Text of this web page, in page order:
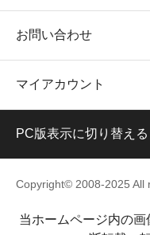
お問い合わせ
マイアカウント
PC版表示に切り替える
Copyright© 2008-2025 All
当ホームページ内の